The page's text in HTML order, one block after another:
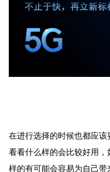
在进行选择的时候也都应
看看什么样的会比较好用，
样的有可能会容易为自己